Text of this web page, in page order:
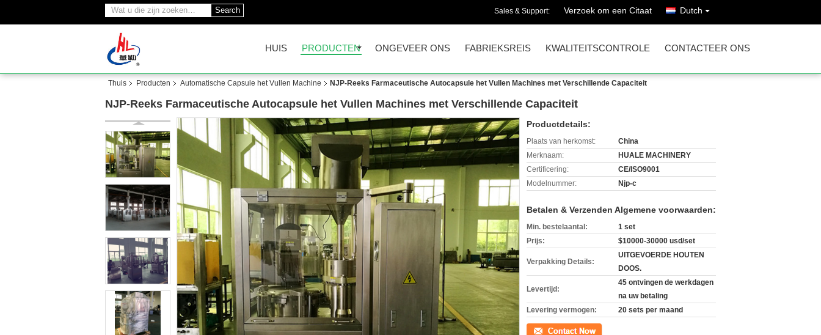
Search Sales & Support: Verzoek om een Citaat Dutch
HUIS PRODUCTEN ONGEVEER ONS FABRIEKSREIS KWALITEITSCONTROLE CONTACTEER ONS
Thuis Producten Automatische Capsule het Vullen Machine NJP-Reeks Farmaceutische Autocapsule het Vullen Machines met Verschillende Capaciteit
NJP-Reeks Farmaceutische Autocapsule het Vullen Machines met Verschillende Capaciteit
Productdetails:
Plaats van herkomst:
China
Merknaam:
HUALE MACHINERY
Certificering:
CE/ISO9001
Modelnummer:
Njp-c
Betalen & Verzenden Algemene voorwaarden:
Min. bestelaantal:
1 set
Prijs:
$10000-30000 usd/set
Verpakking Details:
UITGEVOERDE HOUTEN
DOOS.
Levertijd:
45 ontvingen de werkdagen
na uw betaling
Levering vermogen:
20 sets per maand
Contact